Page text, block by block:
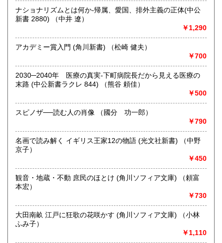
ゲーム、おもちゃ、骨董品まであらゆるものの買い取りがで
きます。店主が、日本全国買取にお伺いいたします。お気軽
取り扱い分野
国書、サブカルチャー、古書一般（その他）
オールジャンル
ナショナリズムとは何か-帰属、愛国、排外主義の正体(中公
新書 2880) （中井 遼）
￥1,290
アカデミー賞入門 (角川新書) （松崎 健夫）
￥700
2030─2040年 医療の真実-下町病院長だから見える医療の
末路 (中公新書ラクレ 844) （熊谷 頼佳）
￥500
スピノザ──読む人の肖像 （國分 功一郎）
￥790
名画で読み解く イギリス王家12の物語 (光文社新書) （中野
京子）
￥450
観音・地蔵・不動 庶民のほとけ (角川ソフィア文庫) （頼富
本宏）
￥730
大田南畝 江戸に狂歌の花咲かす (角川ソフィア文庫) （小林
ふみ子）
￥1,110